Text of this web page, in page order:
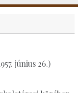
június 26.)